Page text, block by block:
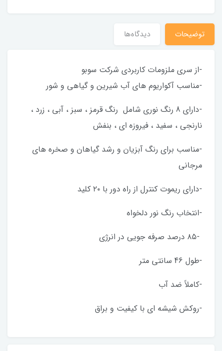
توضیحات دیدگاه‌ها
-از سری ملزومات کاربردی شرکت سوبو
-مناسب آکواریوم های آب شیرین و گیاهی و شور
-دارای 8 رنگ نوری شامل رنگ قرمز ، سبز ، آبی ، زرد ،
نارنجی ، سفید ، فیروزه ای ، بنفش
-مناسب برای رنگ آبزیان و رشد گیاهان و صخره های
مرجانی
-دارای ریموت کنترل از راه دور با ۲۰ کلید
-انتخاب رنگ نور دلخواه
-۸۵ درصد صرفه جویی در انرژی
-طول 46 سانتی متر
-کاملاً ضد آب
-روکش شیشه ای با کیفیت و براق